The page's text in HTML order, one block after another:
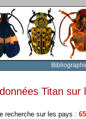
Titan
recherche sur les pays : 65